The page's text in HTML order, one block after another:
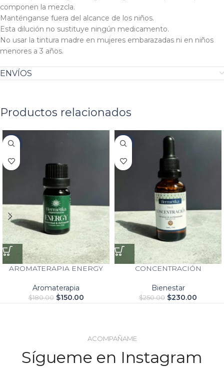
componen la mezcla.
Manténganse fuera del alcance de los niños.
Esta dilución no sustituye ningún medicamento.
No usar la tintura madre en mujeres embarazadas ni en niños
menores a 3 años.
ENVÍOS
Productos relacionados
-17%
AROMATERAPIA ENERGY
Aromaterapia
$180.00 $150.00
-8%
CONCENTRACIÓN
Bienestar
$250.00 $230.00
ACOMPAÑAME
Sígueme en Instagram